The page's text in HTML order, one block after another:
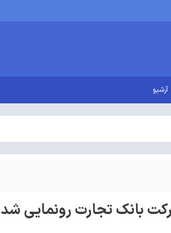
آرشیو
بانک تجارت رونمایی شد